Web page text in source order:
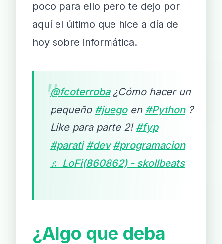
poco para ello pero te dejo por
aquí el último que hice a día de
hoy sobre informática.
@fcoterroba¿Cómo hacer un
pequeño #juegoen #Python?
Like para parte 2! #fyp
#parati #dev #programacion
♬ LoFi(860862) - skollbeats
"
¿Algo que deba